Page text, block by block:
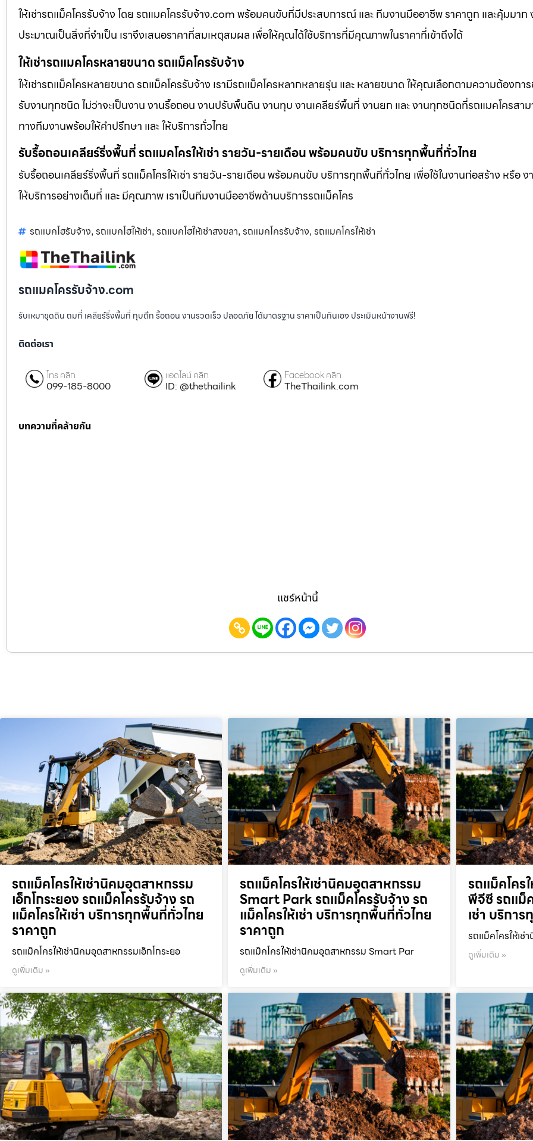
ให้เช่ารถแม็คโครรับจ้าง โดย รถแมคโครรับจ้าง.com พร้อมคนขับที่มีประสบการณ์ และ ทีมงานมืออาชีพ ราคาถูก และคุ้มมาก
ประมาณเป็นสิ่งที่จำเป็น เราจึงเสนอราคาที่สมเหตุสมผล เพื่อให้คุณได้ใช้บริการที่มีคุณภาพในราคาที่เข้าถึงได้
ให้เช่ารถแมคโครหลายขนาด รถแม็คโครรับจ้าง
ให้เช่ารถแม็คโครหลายขนาด รถแม็คโครรับจ้าง เรามีรถแม็คโครหลากหลายรุ่น และ หลายขนาด ให้คุณเลือกตามความต้องกา
รับงานทุกชนิด ไม่ว่าจะเป็นงาน งานรื้อถอน งานปรับพื้นดิน งานทุบ งานเคลียร์พื้นที่ งานยก และ งานทุกชนิดที่รถแมคโครสาม
ทางทีมงานพร้อมให้คำปรึกษา และ ให้บริการทั่วไทย
รับรื้อถอนเคลียร์ริ่งพื้นที่ รถแมคโครให้เช่า รายวัน-รายเดือน พร้อมคนขับ บริการทุกพื้นที่ทั่วไทย
รับรื้อถอนเคลียร์ริ่งพื้นที่ รถแม็คโครให้เช่า รายวัน-รายเดือน พร้อมคนขับ บริการทุกพื้นที่ทั่วไทย เพื่อใช้ในงานก่อสร้าง หรือ
ให้บริการอย่างเต็มที่ และ มีคุณภาพ เราเป็นทีมงานมืออาชีพด้านบริการรถแม็คโคร
รถแบคโฮรับจ้าง, รถแบคโฮให้เช่า, รถแบคโฮให้เช่าสงขลา, รถแมคโครรับจ้าง, รถแมคโครให้เช่า
รถแมคโครรับจ้าง.com
รับเหมาขุดดิน ถมที่ เคลียร์ริ่งพื้นที่ ทุบตึก รื้อถอน งานรวดเร็ว ปลอดภัย ได้มาตรฐาน ราคาเป็นกันเอง ประเมินหน้างานฟรี!
ติดต่อเรา
โทร คลิก
099-185-8000
แอดไลน์ คลิก
ID: @thethailink
Facebook คลิก
TheThailink.com
บทความที่คล้ายกัน
แชร์หน้านี้
รถแม็คโครให้เช่านิคมอุตสาหกรรม
เอ็กโกระยอง รถแม็คโครรับจ้าง รถ
แม็คโครให้เช่า บริการทุกพื้นที่ทั่วไทย
ราคาถูก
รถแม็คโครให้เช่านิคมอุตสาหกรรมเอ็กโกระยอ
ดูเพิ่มเติม »
รถแม็คโครให้เช่านิคมอุตสาหกรรม
Smart Park รถแม็คโครรับจ้าง รถ
แม็คโครให้เช่า บริการทุกพื้นที่ทั่วไทย
ราคาถูก
รถแม็คโครให้เช่านิคมอุตสาหกรรม Smart Par
ดูเพิ่มเติม »
รถแม็คโคร
พีจีซี รถแม็
เช่า บริกา
รถแม็คโครให้เ
ดูเพิ่มเติม »